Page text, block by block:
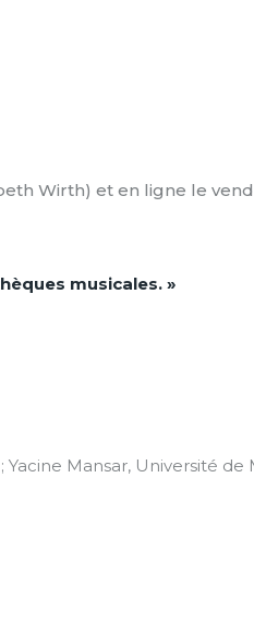
Wirth) et en ligne le
musicales. »
Yacine Mansar, Université de